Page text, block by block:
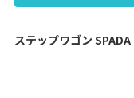
ステップワゴン SPADA